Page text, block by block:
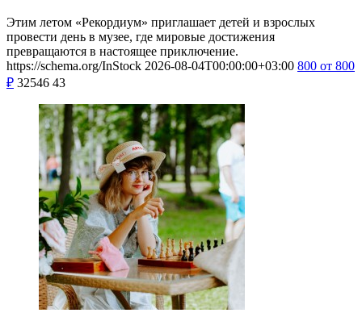
Этим летом «Рекордиум» приглашает детей и взрослых
провести день в музее, где мировые достижения
превращаются в настоящее приключение.
https://schema.org/InStock 2026-08-04T00:00:00+03:00 800 от 800
₽ 32546 43